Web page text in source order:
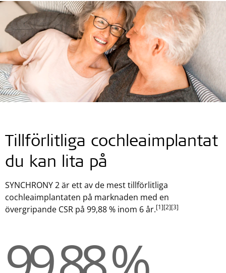
Tillförlitliga cochleaimplantat
du kan lita på
SYNCHRONY 2 är ett av de mest tillförlitliga
cochleaimplantaten på marknaden med en
övergripande CSR på 99,88 % inom 6 år.[1][2][3]